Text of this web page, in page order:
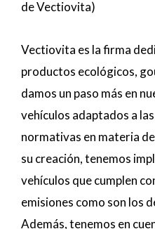
de Vectiovita)
Vectiovita es la firma
productos ecológicos,
damos un paso más en
vehículos adaptados a
normativas en materia
su creación, tenemos
vehículos que cumplen
emisiones como son los
Además, tenemos en